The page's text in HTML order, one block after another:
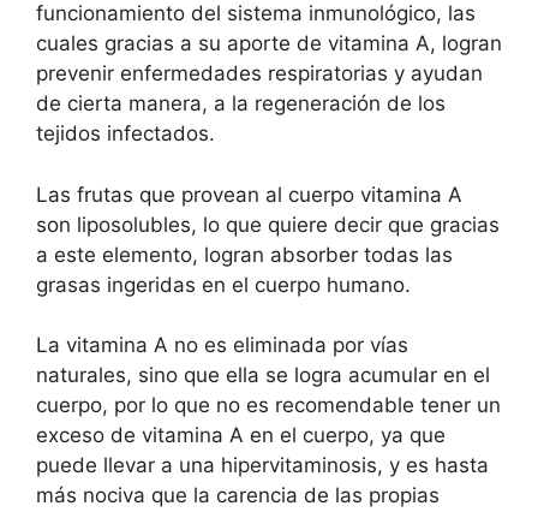
funcionamiento del sistema inmunológico, las
cuales gracias a su aporte de vitamina A, logran
prevenir enfermedades respiratorias y ayudan
de cierta manera, a la regeneración de los
tejidos infectados.
Las frutas que provean al cuerpo vitamina A
son liposolubles, lo que quiere decir que gracias
a este elemento, logran absorber todas las
grasas ingeridas en el cuerpo humano.
La vitamina A no es eliminada por vías
naturales, sino que ella se logra acumular en el
cuerpo, por lo que no es recomendable tener un
exceso de vitamina A en el cuerpo, ya que
puede llevar a una hipervitaminosis, y es hasta
más nociva que la carencia de las propias